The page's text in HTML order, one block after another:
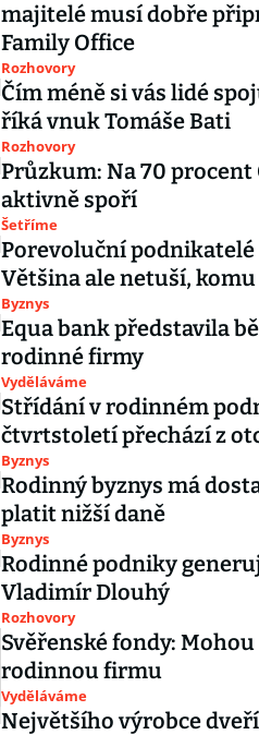
majitelé musí dobře
Family Office
Rozhovory
Čím méně si vás lidé
říká vnuk Tomáše Bati
Rozhovory
Průzkum: Na 70 procent
aktivně spoří
Šetříme
Porevoluční
Většina ale netuší,
Byznys
Equa bank představila
rodinné firmy
Vyděláváme
Střídání v rodinném
čtvrtstoletí přechází z
Byznys
Rodinný byznys má
platit nižší daně
Byznys
Rodinné podniky
Vladimír Dlouhý
Rozhovory
Svěřenské fondy:
rodinnou firmu
Vyděláváme
Největšího výrobce